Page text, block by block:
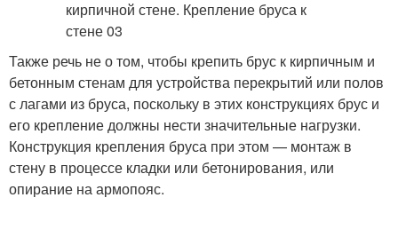
Также речь не о том, чтобы крепить брус к кирпичным и
бетонным стенам для устройства перекрытий или полов
с лагами из бруса, поскольку в этих конструкциях брус и
его крепление должны нести значительные нагрузки.
Конструкция крепления бруса при этом — монтаж в
стену в процессе кладки или бетонирования, или
опирание на армопояс.